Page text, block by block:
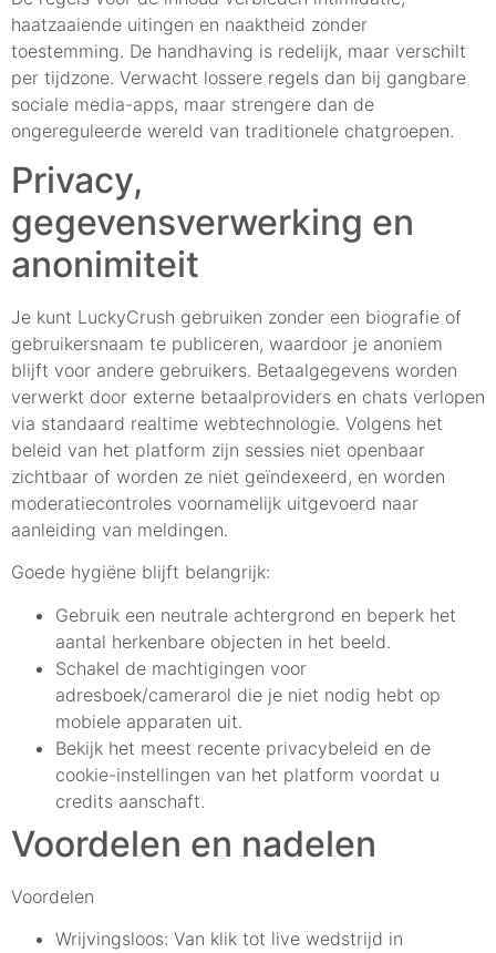
haatzaaiende uitingen en naaktheid zonder
toestemming. De handhaving is redelijk, maar verschilt
per tijdzone. Verwacht lossere regels dan bij gangbare
sociale media-apps, maar strengere dan de
ongereguleerde wereld van traditionele chatgroepen.
Privacy,
gegevensverwerking en
anonimiteit
Je kunt LuckyCrush gebruiken zonder een biografie of
gebruikersnaam te publiceren, waardoor je anoniem
blijft voor andere gebruikers. Betaalgegevens worden
verwerkt door externe betaalproviders en chats verlopen
via standaard realtime webtechnologie. Volgens het
beleid van het platform zijn sessies niet openbaar
zichtbaar of worden ze niet geïndexeerd, en worden
moderatiecontroles voornamelijk uitgevoerd naar
aanleiding van meldingen.
Goede hygiëne blijft belangrijk:
Gebruik een neutrale achtergrond en beperk het
aantal herkenbare objecten in het beeld.
Schakel de machtigingen voor
adresboek/camerarol die je niet nodig hebt op
mobiele apparaten uit.
Bekijk het meest recente privacybeleid en de
cookie-instellingen van het platform voordat u
credits aanschaft.
Voordelen en nadelen
Voordelen
Wrijvingsloos: Van klik tot live wedstrijd in